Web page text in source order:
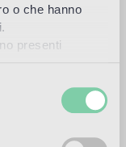
o che hanno
presenti